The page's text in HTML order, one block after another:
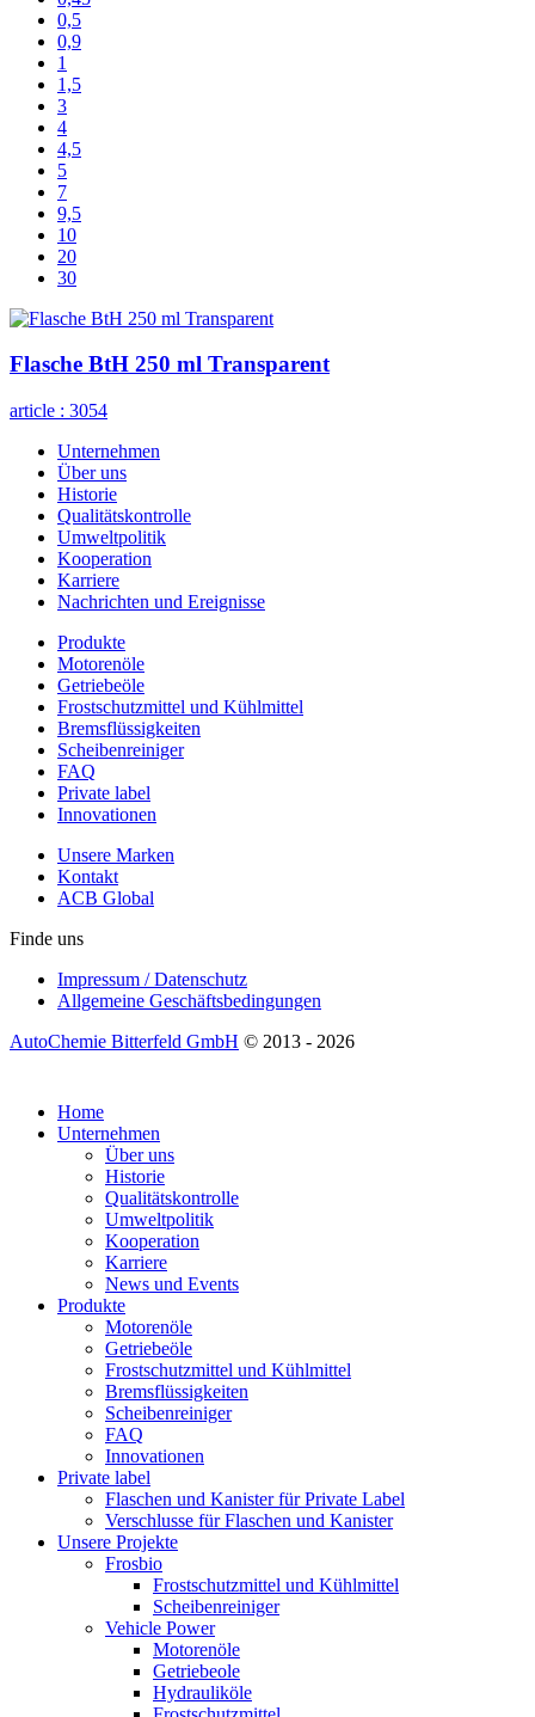
0,5
0,9
1
1,5
3
4
4,5
5
7
9,5
10
20
30
Flasche BtH 250 ml Transparent
article : 3054
Unternehmen
Über uns
Historie
Qualitätskontrolle
Umweltpolitik
Kooperation
Karriere
Nachrichten und Ereignisse
Produkte
Motorenöle
Getriebeöle
Frostschutzmittel und Kühlmittel
Bremsflüssigkeiten
Scheibenreiniger
FAQ
Private label
Innovationen
Unsere Marken
Kontakt
ACB Global
Finde uns
Impressum / Datenschutz
Allgemeine Geschäftsbedingungen
AutoChemie Bitterfeld GmbH © 2013 - 2026
Home
Unternehmen
Über uns
Historie
Qualitätskontrolle
Umweltpolitik
Kooperation
Karriere
News und Events
Produkte
Motorenöle
Getriebeöle
Frostschutzmittel und Kühlmittel
Bremsflüssigkeiten
Scheibenreiniger
FAQ
Innovationen
Private label
Flaschen und Kanister für Private Label
Verschlusse für Flaschen und Kanister
Unsere Projekte
Frosbio
Frostschutzmittel und Kühlmittel
Scheibenreiniger
Vehicle Power
Motorenöle
Getriebeole
Hydrauliköle